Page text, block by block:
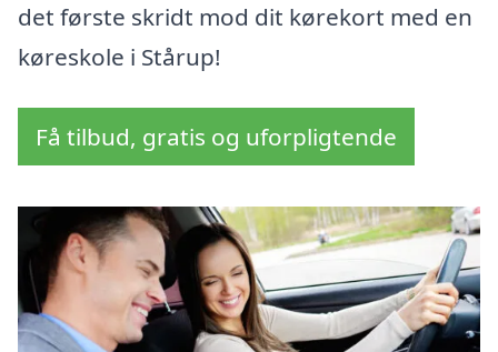
det første skridt mod dit kørekort med en
køreskole i Stårup!
Få tilbud, gratis og uforpligtende